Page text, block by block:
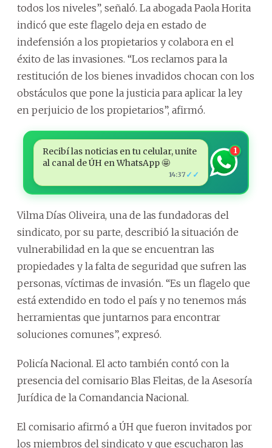
todos los niveles”, señaló. La abogada Paola Horita
indicó que este flagelo deja en estado de
indefensión a los propietarios y colabora en el
éxito de las invasiones. “Los reclamos para la
restitución de los bienes invadidos chocan con los
obstáculos que pone la justicia para aplicar la ley
en perjuicio de los propietarios”, afirmó.
Recibí las noticias en tu celular, unite
al canal de ÚH en WhatsApp 🤩
14:37 ✓✓
1
Vilma Días Oliveira, una de las fundadoras del
sindicato, por su parte, describió la situación de
vulnerabilidad en la que se encuentran las
propiedades y la falta de seguridad que sufren las
personas, víctimas de invasión. “Es un flagelo que
está extendido en todo el país y no tenemos más
herramientas que juntarnos para encontrar
soluciones comunes”, expresó.
Policía Nacional. El acto también contó con la
presencia del comisario Blas Fleitas, de la Asesoría
Jurídica de la Comandancia Nacional.
El comisario afirmó a ÚH que fueron invitados por
los miembros del sindicato y que escucharon las